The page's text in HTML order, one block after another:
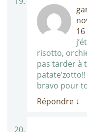
risotto,
pas tarder à
patate’zotto!!
bravo pour
Répondre ↓